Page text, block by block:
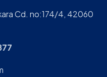
Cd. no:174/4, 42060